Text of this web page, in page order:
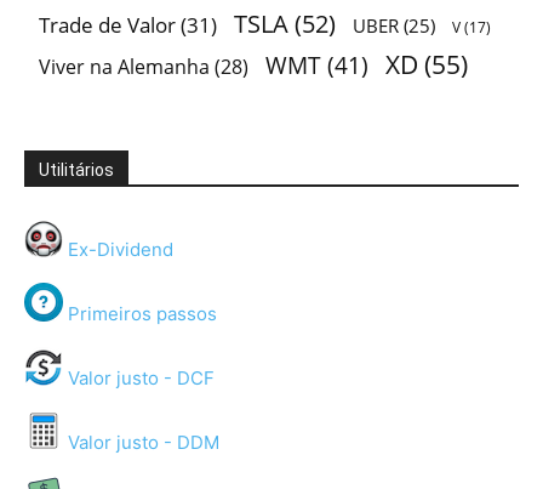
Trade de Valor(31) TSLA(52) UBER (25) V(17)
Viver na Alemanha (28) WMT (41) XD (55)
Utilitários
Ex-Dividend
Primeiros passos
Valor justo - DCF
Valor justo - DDM